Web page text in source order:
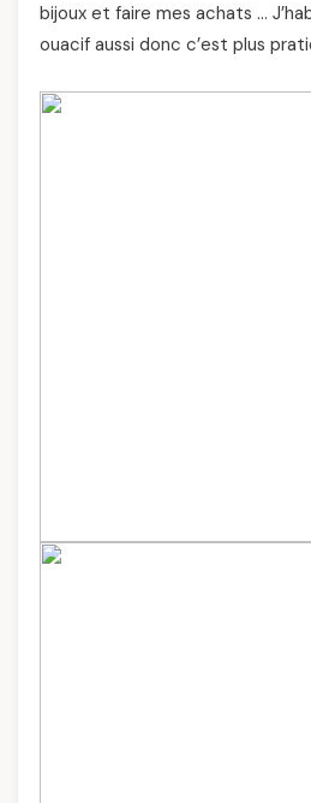
bijoux et faire mes achats …
ouacif aussi donc c’est plus